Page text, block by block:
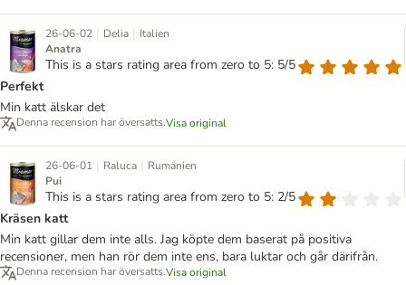
26-06-02 | Delia | Italien
Anatra
This is a stars rating area from zero to 5: 5/5
Perfekt
Min katt älskar det
Denna recension har översatts.Visa original
26-06-01 | Raluca | Rumänien
Pui
This is a stars rating area from zero to 5: 2/5
Kräsen katt
Min katt gillar dem inte alls. Jag köpte dem baserat på positiva
recensioner, men han rör dem inte ens, bara luktar och går därifrån.
Denna recension har översatts.Visa original